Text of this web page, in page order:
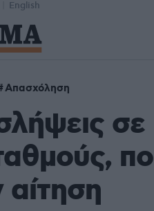
English
Απασχόληση
σε